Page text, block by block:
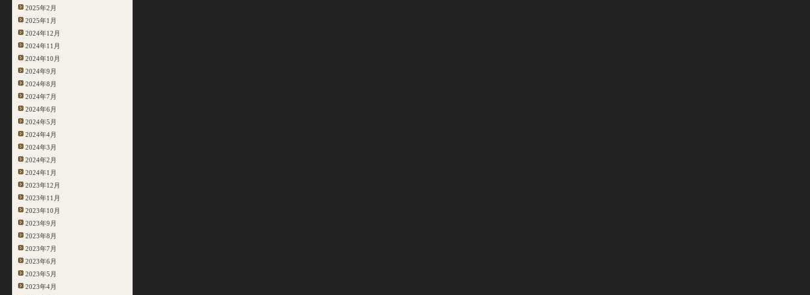
2025年2月
2025年1月
2024年12月
2024年11月
2024年10月
2024年9月
2024年8月
2024年7月
2024年6月
2024年5月
2024年4月
2024年3月
2024年2月
2024年1月
2023年12月
2023年11月
2023年10月
2023年9月
2023年8月
2023年7月
2023年6月
2023年5月
2023年4月